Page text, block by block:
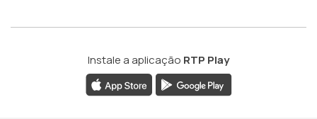
Instale a aplicação RTP Play